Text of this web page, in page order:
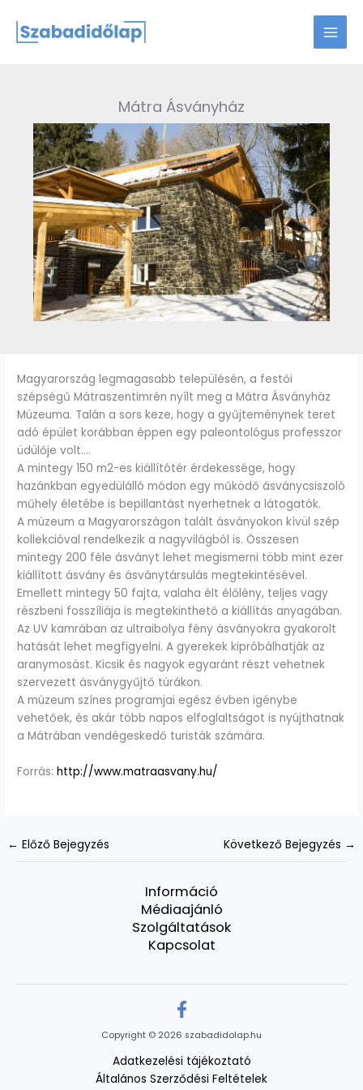
content
Mátra Ásványház
Magyarország legmagasabb településén, a festői
szépségű Mátraszentimrén nyílt meg a Mátra Ásványház
Múzeuma. Talán a sors keze, hogy a gyűjteménynek teret
adó épület korábban éppen egy paleontológus professzor
üdülője volt….
A mintegy 150 m2-es kiállítótér érdekessége, hogy
hazánkban egyedülálló módon egy működő ásványcsiszoló
műhely életébe is bepillantást nyerhetnek a látogatók.
A múzeum a Magyarországon talált ásványokon kívül szép
kollekcióval rendelkezik a nagyvilágból is. Összesen
mintegy 200 féle ásványt lehet megismerni több mint ezer
kiállított ásvány és ásványtársulás megtekintésével.
Emellett mintegy 50 fajta, valaha élt élőlény, teljes vagy
részbeni fosszíliája is megtekinthető a kiállítás anyagában.
Az UV kamrában az ultraibolya fény ásványokra gyakorolt
hatását lehet megfigyelni. A gyerekek kipróbálhatják az
aranymosást. Kicsik és nagyok egyaránt részt vehetnek
szervezett ásványgyűjtő túrákon.
A múzeum színes programjai egész évben igénybe
vehetőek, és akár több napos elfoglaltságot is nyújthatnak
a Mátrában vendégeskedő turisták számára.
Forrás:http://www.matraasvany.hu/
← Előző Bejegyzés Következő Bejegyzés →
Információ
Médiaajánló
Szolgáltatások
Kapcsolat
Copyright © 2026 szabadidolap.hu
Adatkezelési tájékoztató
Általános Szerződési Feltételek